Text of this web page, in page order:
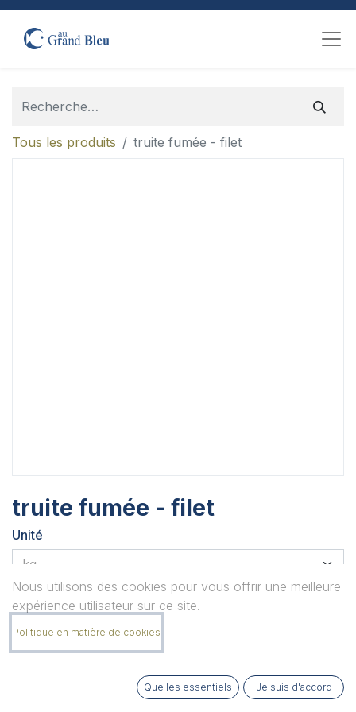
Tous les produits truite fumée - filet
truite fumée - filet
Unité
Quantité
Nous utilisons des cookies pour vous offrir une meilleure
expérience utilisateur sur ce site.
Politique en matière de cookies
Que les essentiels Je suis d'accord